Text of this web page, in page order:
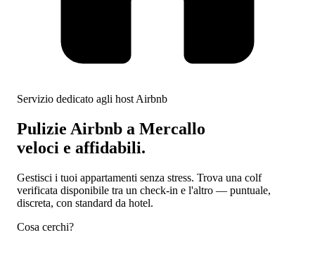
Servizio dedicato agli host Airbnb
Pulizie Airbnb a Mercallo
veloci e affidabili.
Gestisci i tuoi appartamenti senza stress. Trova una colf
verificata disponibile tra un check-in e l'altro — puntuale,
discreta, con standard da hotel.
Cosa cerchi?